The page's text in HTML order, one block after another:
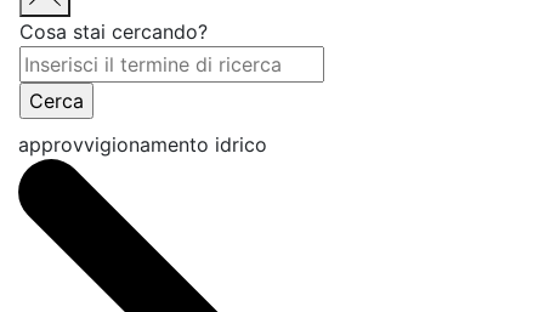
Cosa stai cercando?
approvvigionamento idrico